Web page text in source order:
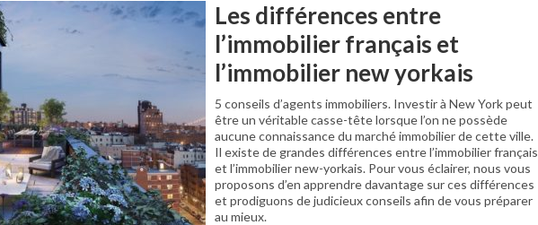
Les différences entre
l’immobilier français et
l’immobilier new yorkais
5 conseils d’agents immobiliers. Investir à New York peut
être un véritable casse-tête lorsque l’on ne possède
aucune connaissance du marché immobilier de cette ville.
Il existe de grandes différences entre l’immobilier français
et l’immobilier new-yorkais. Pour vous éclairer, nous vous
proposons d’en apprendre davantage sur ces différences
et prodiguons de judicieux conseils afin de vous préparer
au mieux.